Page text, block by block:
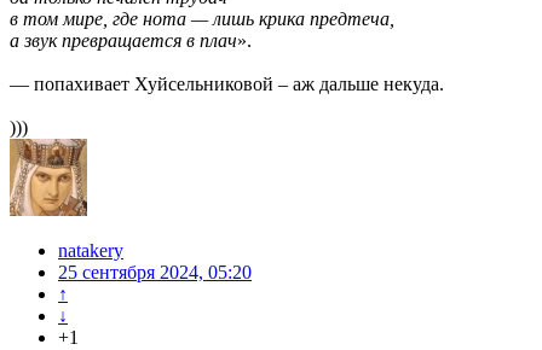
в том мире, где нота — лишь крика предтеча,
а звук превращается в плач».
— попахивает Хуйсельниковой – аж дальше некуда.
)))
natakery
25 сентября 2024, 05:20
↑
↓
+1